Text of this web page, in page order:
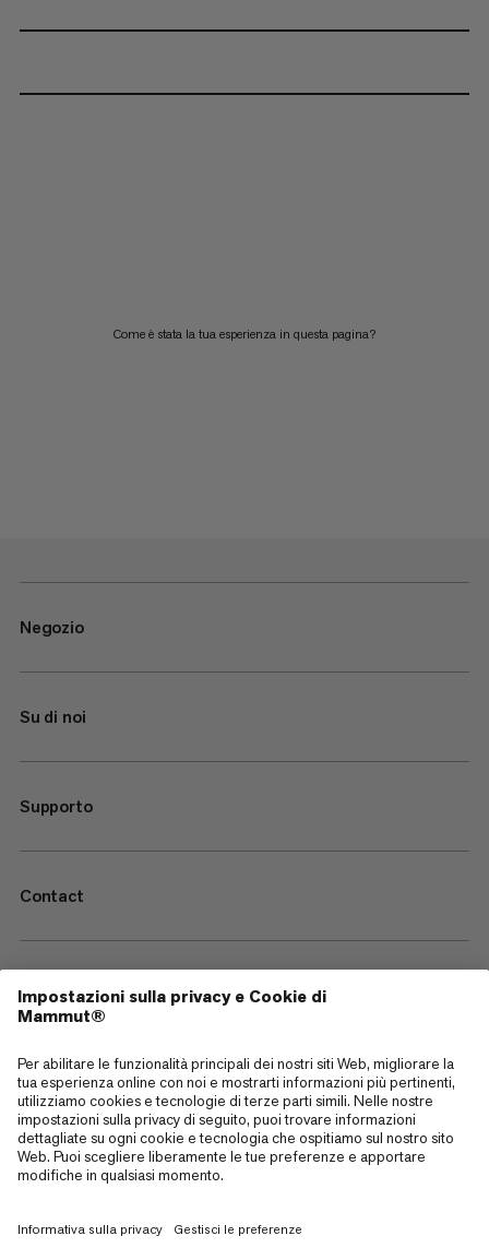
Come è stata la tua esperienza in questa pagina?
Negozio
Su di noi
Supporto
Contact
—
Sitemap
Cookies
Note legali